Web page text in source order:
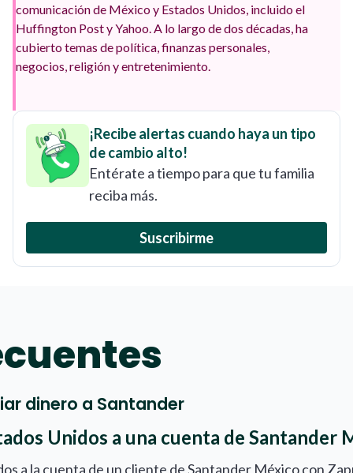
comunicación de México y Estados Unidos, incluido el
Huffington Post y Yahoo. A lo largo de dos décadas, ha
cubierto temas de política, finanzas personales,
negocios, religión y entretenimiento.
¡Recibe alertas cuando haya un tipo
de cambio alto!
Entérate a tiempo para que tu familia
reciba más.
Suscribirme
dinero a Santander
Unidos a una cuenta de Santander
a la cuenta de un cliente de Santander México con